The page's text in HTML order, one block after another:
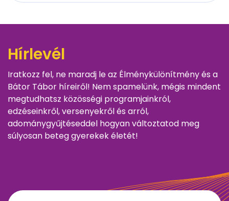
Hírlevél
Iratkozz fel, ne maradj le az Élménykülönítmény és a
Bátor Tábor híreiről! Nem spamelünk, mégis mindent
megtudhatsz közösségi programjainkról,
edzéseinkről, versenyekről és arról,
adománygyűjtéseddel hogyan változtatod meg
súlyosan beteg gyerekek életét!